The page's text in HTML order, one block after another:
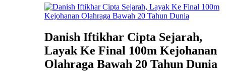
Danish Iftikhar Cipta Sejarah,
Layak Ke Final 100m Kejohanan
Olahraga Bawah 20 Tahun Dunia